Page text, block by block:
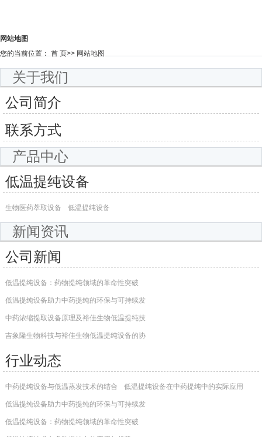
网站地图
您的当前位置： 首 页>> 网站地图
关于我们
公司简介
联系方式
产品中心
低温提纯设备
生物医药萃取设备 低温提纯设备
新闻资讯
公司新闻
低温提纯设备：药物提纯领域的革命性突破
低温提纯设备助力中药提纯的环保与可持续发
中药浓缩提取设备原理及裕佳生物低温提纯技
吉象隆生物科技与裕佳生物低温提纯设备的协
行业动态
中药提纯设备与低温蒸发技术的结合 低温提纯设备在中药提纯中的实际应用
低温提纯设备助力中药提纯的环保与可持续发
低温提纯设备：药物提纯领域的革命性突破